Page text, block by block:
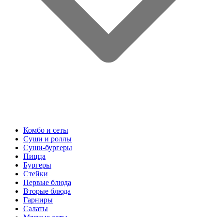
Комбо и сеты
Суши и роллы
Суши-бургеры
Пицца
Бургеры
Стейки
Первые блюда
Вторые блюда
Гарниры
Салаты